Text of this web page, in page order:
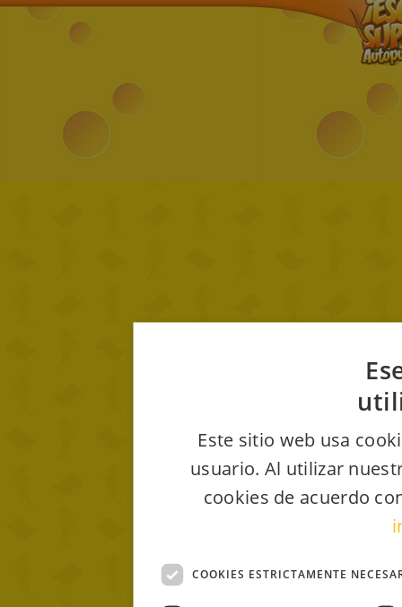
Este sitio web usa
usuario. Al utilizar
cookies de acuerdo
COOKIES ESTRICTAMENTE